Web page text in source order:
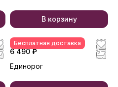
В корзину
Бесплатная доставка
6 490 ₽
Единорог